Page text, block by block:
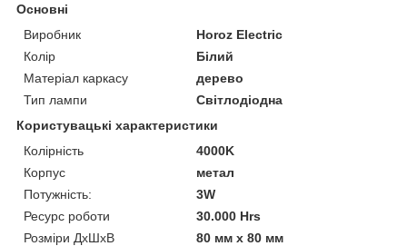
Основні
Виробник
Horoz Electric
Колір
Білий
Матеріал каркасу
дерево
Тип лампи
Світлодіодна
Користувацькі характеристики
Колірність
4000K
Корпус
метал
Потужність:
3W
Ресурс роботи
30.000 Hrs
Розміри ДхШхВ
80 мм x 80 мм